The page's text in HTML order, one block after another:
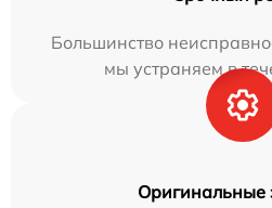
Большинство
мы устраняем в
Оригинальные